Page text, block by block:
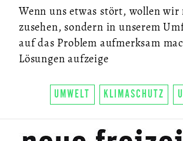
Wenn uns etwas stört, wollen
zusehen, sondern in unserem
auf das Problem aufmerksam
Lösungen aufzeige
UMWELT KLIMASCHUTZ